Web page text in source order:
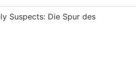
Suspects: Die Spur des